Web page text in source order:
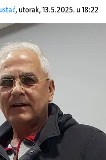
, utorak, 13.5.2025. u 18:22